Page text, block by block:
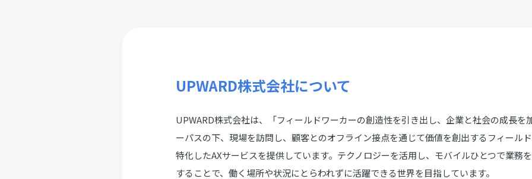
UPWARD株式会社について
UPWARD株式会社は、「フィールドワーカーの創造性を引き出し、企業と社会の成長を
ーパスの下、現場を訪問し、顧客とのオフライン接点を通じて価値を創出するフィール
特化したAXサービスを提供しています。テクノロジーを活用し、モバイルひとつで業務
することで、働く場所や状況にとらわれずに活躍できる世界を目指しています。